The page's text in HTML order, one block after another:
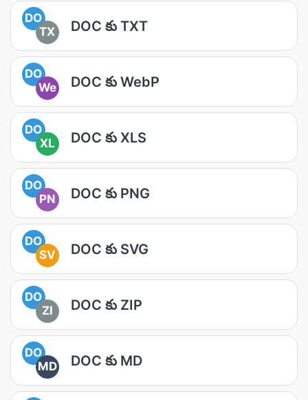
DO
TX
DOC కు TXT
DO
We
DOC కు WebP
DO
XL
DOC కు XLS
DO
PN
DOC కు PNG
DO
SV
DOC కు SVG
DO
ZI
DOC కు ZIP
DO
MD
DOC కు MD